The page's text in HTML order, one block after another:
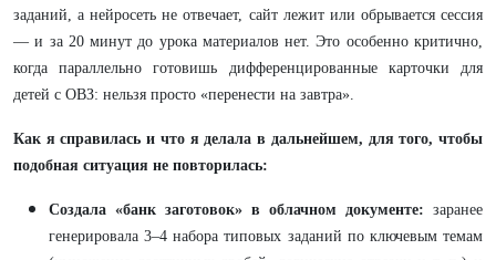
заданий, а нейросеть не отвечает, сайт лежит или обрывается сессия
— и за 20 минут до урока материалов нет. Это особенно критично,
когда параллельно готовишь дифференцированные карточки для
детей с ОВЗ: нельзя просто «перенести на завтра».
Как я справилась и что я делала в дальнейшем, для того, чтобы
подобная ситуация не повторилась:
Создала «банк заготовок» в облачном документе: заранее
генерировала 3–4 набора типовых заданий по ключевым темам